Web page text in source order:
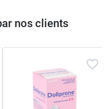
nos clients